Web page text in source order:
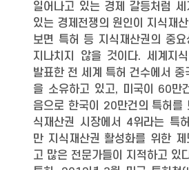
일어나고 있는 경제 갈등처럼
있는 경제전쟁의 원인이 지식재
보면 특허 등 지식재산권의 중
지나치지 않을 것이다. 세계지
발표한 전 세계 특허 건수에서
을 소유하고 있고, 미국이 60만
음으로 한국이 20만건의 특허를
식재산권 시장에서 4위라는 특
만 지식재산권 활성화를 위한
고 많은 전문가들이 지적하고 있